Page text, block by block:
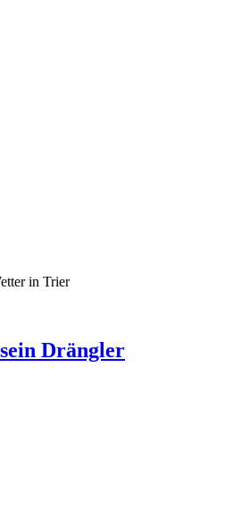
in Trier
Drängler